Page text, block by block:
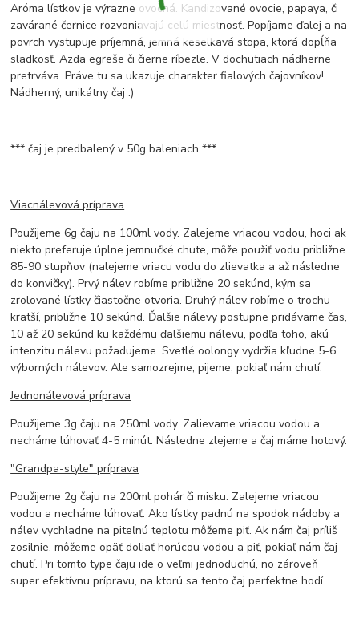
Aróma lístkov je výrazne ovocná. Kandizované ovocie, papaya, či
zavárané černice rozvoniavajú celú miestnosť. Popíjame ďalej a na
povrch vystupuje príjemná, jemná keselkavá stopa, ktorá dopĺňa
sladkosť. Azda egreše či čierne ríbezle. V dochutiach nádherne
pretrváva. Práve tu sa ukazuje charakter fialových čajovníkov!
Nádherný, unikátny čaj :)
*** čaj je predbalený v 50g baleniach ***
...
Viacnálevová príprava
Použijeme 6g čaju na 100ml vody. Zalejeme vriacou vodou, hoci ak
niekto preferuje úplne jemnučké chute, môže použiť vodu približne
85-90 stupňov (nalejeme vriacu vodu do zlievatka a až následne
do konvičky). Prvý nálev robíme približne 20 sekúnd, kým sa
zrolované lístky čiastočne otvoria. Druhý nálev robíme o trochu
kratší, približne 10 sekúnd. Ďalšie nálevy postupne pridávame čas,
10 až 20 sekúnd ku každému ďalšiemu nálevu, podľa toho, akú
intenzitu nálevu požadujeme. Svetlé oolongy vydržia kľudne 5-6
výborných nálevov. Ale samozrejme, pijeme, pokiaľ nám chutí.
Jednonálevová príprava
Použijeme 3g čaju na 250ml vody. Zalievame vriacou vodou a
necháme lúhovať 4-5 minút. Následne zlejeme a čaj máme hotový.
"Grandpa-style" príprava
Použijeme 2g čaju na 200ml pohár či misku. Zalejeme vriacou
vodou a necháme lúhovať. Ako lístky padnú na spodok nádoby a
nálev vychladne na piteľnú teplotu môžeme piť. Ak nám čaj príliš
zosilnie, môžeme opäť doliať horúcou vodou a piť, pokiaľ nám čaj
chutí. Pri tomto type čaju ide o veľmi jednoduchú, no zároveň
super efektívnu prípravu, na ktorú sa tento čaj perfektne hodí.